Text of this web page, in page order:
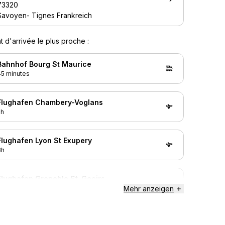
Tignes Frankreich
d'arrivée le plus proche :
Bourg St Maurice
minutes
Chambery-Voglans
Lyon St Exupery
Grenoble St-Geoirs
Mehr anzeigen